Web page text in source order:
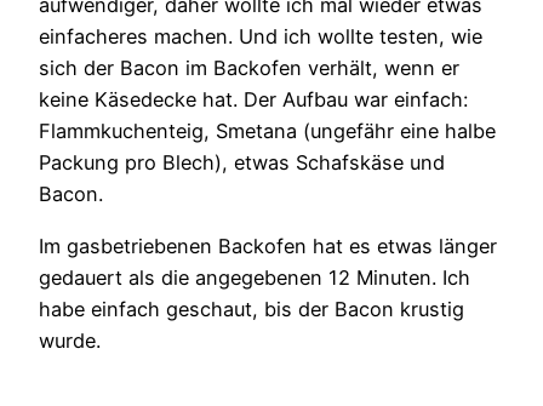
aufwendiger, daher wollte ich mal wieder etwas
einfacheres machen. Und ich wollte testen, wie
sich der Bacon im Backofen verhält, wenn er
keine Käsedecke hat. Der Aufbau war einfach:
Flammkuchenteig, Smetana (ungefähr eine halbe
Packung pro Blech), etwas Schafskäse und
Bacon.
Im gasbetriebenen Backofen hat es etwas länger
gedauert als die angegebenen 12 Minuten. Ich
habe einfach geschaut, bis der Bacon krustig
wurde.